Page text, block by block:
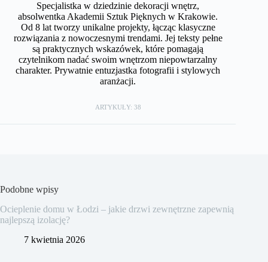
Specjalistka w dziedzinie dekoracji wnętrz,
absolwentka Akademii Sztuk Pięknych w Krakowie.
Od 8 lat tworzy unikalne projekty, łącząc klasyczne
rozwiązania z nowoczesnymi trendami. Jej teksty pełne
są praktycznych wskazówek, które pomagają
czytelnikom nadać swoim wnętrzom niepowtarzalny
charakter. Prywatnie entuzjastka fotografii i stylowych
aranżacji.
ARTYKUŁY: 38
Podobne wpisy
Ocieplenie domu w Łodzi – jakie drzwi zewnętrzne zapewnią
najlepszą izolację?
7 kwietnia 2026